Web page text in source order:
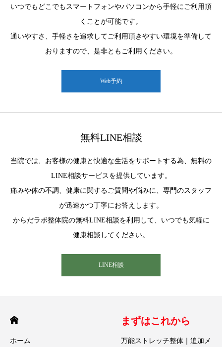
いつでもどこでもスマートフォンやパソコンから手軽にご利用頂
くことが可能です。
通いやすさ、手軽さを追求してご利用頂きやすい環境を準備して
おりますので、是非ともご利用ください。
Web予約
無料LINE相談
当院では、お客様の健康と快適な生活をサポートする為、無料の
LINE相談サービスを提供しています。
痛みや体の不調、健康に関するご質問や悩みに、専門のスタッフ
が迅速かつ丁寧にお答えします。
からだラボ整体院の無料LINE相談を利用して、いつでも気軽に
健康相談してください。
LINE相談
ホーム
まずはこれから
万能ストレッチ整体｜追加メ